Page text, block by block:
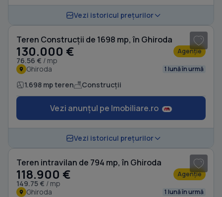
Vezi istoricul prețurilor
Teren Construcții de 1698 mp, în Ghiroda
130.000 €
76.56 € / mp
Agenție
Ghiroda 1 lună în urmă
1.698 mp teren Construcții
Vezi anunțul pe Imobiliare.ro
Vezi istoricul prețurilor
Teren intravilan de 794 mp, în Ghiroda
118.900 €
149.75 € / mp
Agenție
Ghiroda 1 lună în urmă